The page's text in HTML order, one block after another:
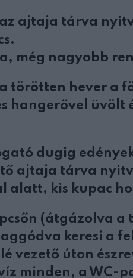
ajtaja tárva
még nagyobb
törötten hever a
hangerővel üvölt
dugig
ajtaja tárva
alatt, kis kupac
(átgázolva
keresi a
vezető úton
minden, a